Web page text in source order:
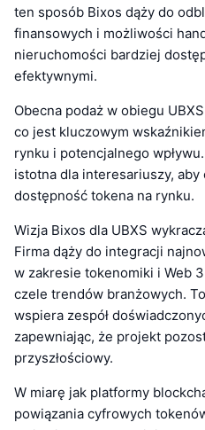
ten sposób Bixos dąży do
finansowych i możliwości
nieruchomości bardziej
efektywnymi.
Obecna podaż w obiegu
co jest kluczowym
rynku i potencjalnego
istotna dla interesariuszy,
dostępność tokena na rynku.
Wizja Bixos dla UBXS
Firma dąży do integracji
w zakresie tokenomiki i Web
czele trendów branżowych.
wspiera zespół
zapewniając, że projekt
przyszłościowy.
W miarę jak platformy
powiązania cyfrowych